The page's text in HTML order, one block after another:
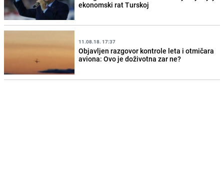
ekonomski rat Turskoj
11.08.18. 17:37
Objavljen razgovor kontrole leta i otmičara
aviona: Ovo je doživotna zar ne?